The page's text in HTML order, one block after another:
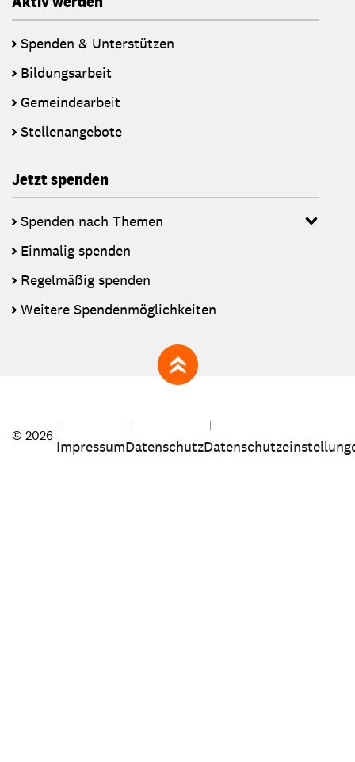
Spenden & Unterstützen
Bildungsarbeit
Gemeindearbeit
Stellenangebote
Jetzt spenden
Spenden nach Themen
Einmalig spenden
Regelmäßig spenden
Weitere Spendenmöglichkeiten
zum Seitenanfang
© 2026
ImpressumDatenschutz